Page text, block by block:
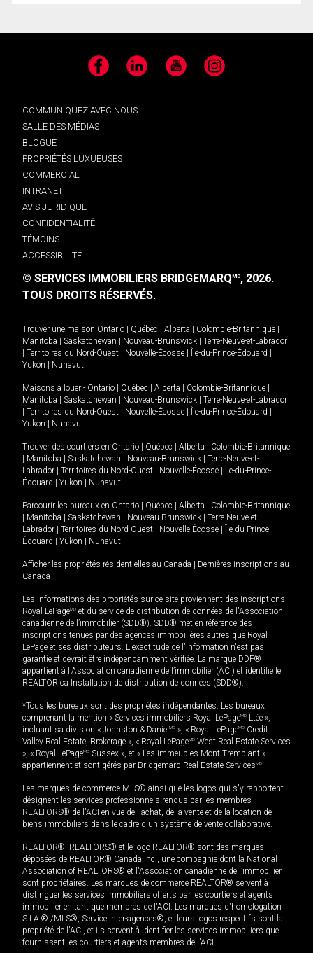
Facebook LinkedIn YouTube Instagram
COMMUNIQUEZ AVEC NOUS
SALLE DES MÉDIAS
BLOGUE
PROPRIÉTÉS LUXUEUSES
COMMERCIAL
INTRANET
AVIS JURIDIQUE
CONFIDENTIALITÉ
TÉMOINS
ACCESSIBILITÉ
© SERVICES IMMOBILIERS BRIDGEMARQMD, 2026.
TOUS DROITS RÉSERVÉS.
Trouver une maison Ontario Québec Alberta Colombie-Britannique
Manitoba
Saskatchewan Nouveau-Brunswick
Terre-Neuve-et-Labrador
Territoires du Nord-Ouest Nouvelle-Écosse Île-du-Prince-Édouard
Yukon
Nunavut.
Maisons à louer - Ontario Québec Alberta Colombie-Britannique
Manitoba
Saskatchewan Nouveau-Brunswick
Terre-Neuve-et-Labrador
Territoires du Nord-Ouest Nouvelle-Écosse Île-du-Prince-Édouard
Yukon
Nunavut.
Trouver des courtiers en Ontario Québec Alberta
Colombie-Britannique
Manitoba Saskatchewan Nouveau-Brunswick
Terre-Neuve-et-
Labrador
Territoires du Nord-Ouest Nouvelle-Écosse
Île-du-Prince-
Édouard
Yukon Nunavut
Parcourir les bureaux en Ontario Québec Alberta
Colombie-Britannique
Manitoba Saskatchewan Nouveau-Brunswick
Terre-Neuve-et-
Labrador
Territoires du Nord-Ouest Nouvelle-Écosse
Île-du-Prince-
Édouard
Yukon Nunavut
Afficher les propriétés résidentielles au Canada
Dernières inscriptions au
Canada
Les informations des propriétés sur ce site proviennent des inscriptions
Royal LePageMD et du service de distribution de données de l'Association
canadienne de l’immobilier (SDD®). SDD® met en référence des
inscriptions tenues par des agences immobilières autres que Royal
LePage et ses distributeurs. L'exactitude de l'information n'est pas
garantie et devrait être indépendamment vérifiée. La marque DDF®
appartient à l'Association canadienne de l’immobilier (ACI) et identifie le
REALTOR.ca Installation de distribution de données (SDD®).
*Tous les bureaux sont des propriétés indépendantes. Les bureaux
comprenant la mention « Services immobiliers Royal LePageMD Ltée »,
incluant sa division « Johnston & Daniel MD », « Royal LePageMD Credit
Valley Real Estate, Brokerage », « Royal LePageMD West Real Estate Services
», « Royal LePageMD Sussex », et « Les immeubles Mont-Tremblant »
appartiennent et sont gérés par Bridgemarq Real Estate ServicesMD.
Les marques de commerce MLS® ainsi que les logos qui s'y rapportent
désignent les services professionnels rendus par les membres
REALTORS® de l'ACI en vue de l'achat, de la vente et de la location de
biens immobiliers dans le cadre d'un système de vente collaborative.
REALTOR®, REALTORS® et le logo REALTOR® sont des marques
déposées de REALTOR® Canada Inc., une compagnie dont la National
Association of REALTORS® et l'Association canadienne de l’immobilier
sont propriétaires. Les marques de commerce REALTOR® servent à
distinguer les services immobiliers offerts par les courtiers et agents
immobilier en tant que membres de l'ACI. Les marques d'homologation
S.I.A.® /MLS®, Service inter-agences®, et leurs logos respectifs sont la
propriété de l'ACI, et ils servent à identifier les services immobiliers que
fournissent les courtiers et agents membres de l'ACI.